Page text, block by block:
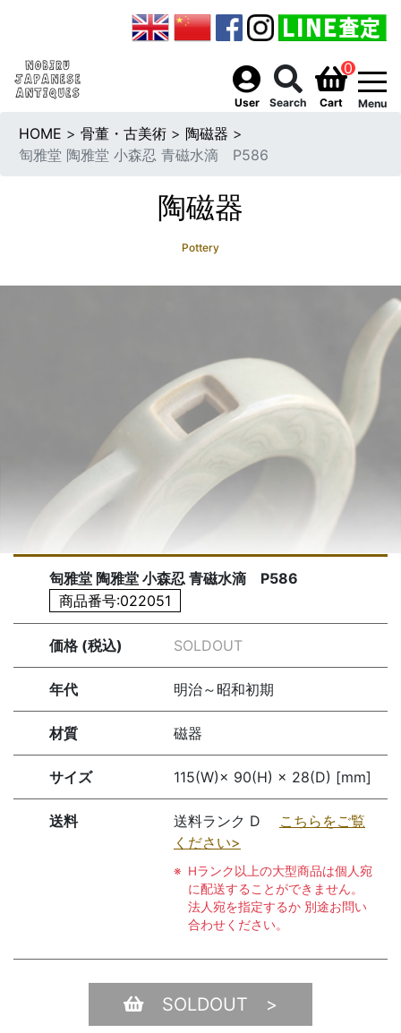
User Search
0
Cart Menu
HOME > 骨董・古美術 > 陶磁器 >
匋雅堂 陶雅堂 小森忍 青磁水滴 P586
陶磁器
Pottery
匋雅堂 陶雅堂 小森忍 青磁水滴 P586
商品番号:022051
価格 (税込) SOLDOUT
年代 明治～昭和初期
材質 磁器
サイズ 115(W)× 90(H) × 28(D) [mm]
送料 送料ランク D こちらをご覧
ください>
Hランク以上の大型商品は個人宛
に配送することができません。
法人宛を指定するか 別途お問い
合わせください。
SOLDOUT >